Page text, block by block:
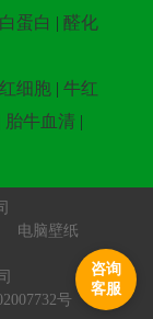
咨询
客服
蛋白 | 醛化
细胞 | 牛红
胎牛血清 |
电脑壁纸
号